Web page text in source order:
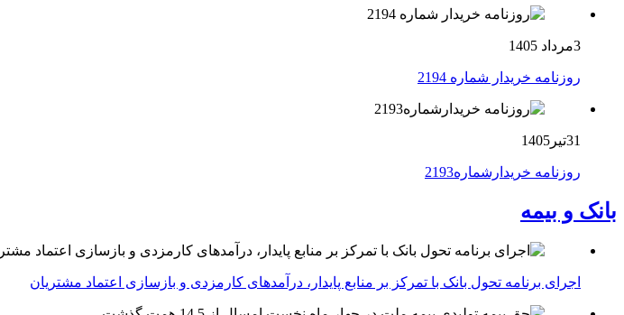
3مرداد 1405
روزنامه خریدار شماره 2194
31تیر1405
روزنامه خریدارشماره2193
بانک و بیمه
اجرای برنامه تحول بانک با تمرکز بر منابع پایدار، درآمدهای کارمزدی و بازسازی اعتماد مشتریان